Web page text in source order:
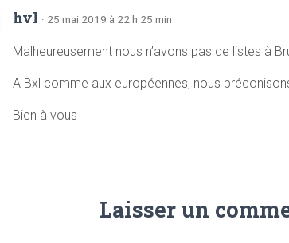
hvl · 25 mai 2019 à 22 h 25 min
Malheureusement nous n’avons pas de listes à
A Bxl comme aux européennes, nous
Bien à vous
Laisser un